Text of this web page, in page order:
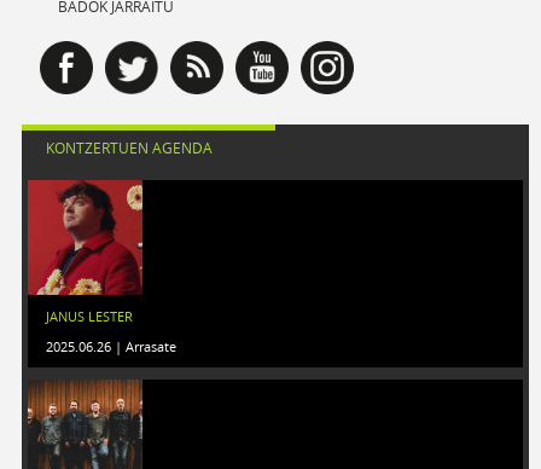
BADOK JARRAITU
KONTZERTUEN AGENDA
JANUS LESTER
2025.06.26 | Arrasate